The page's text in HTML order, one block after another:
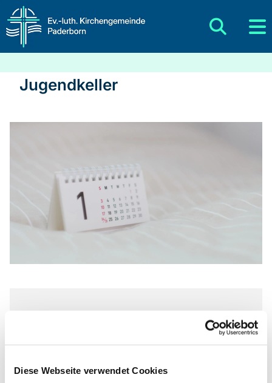
Diese Webseite verwendet Cookies
Jugendkeller
Dienstag, 27. April 2027, 17:00 Uhr
Bastfelder Weg 30, 33098